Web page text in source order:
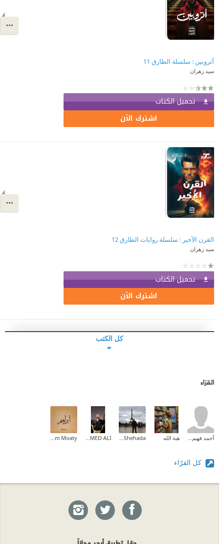
أتروبين : سلسلة الطارق 11
سيد زهران
تحميل الكتاب
اشترك الآن
القرن الأخير : سلسلة روايات الطارق 12
سيد زهران
تحميل الكتاب
اشترك الآن
كل الكتب
القرّاء
هبة الله
كل القرّاء